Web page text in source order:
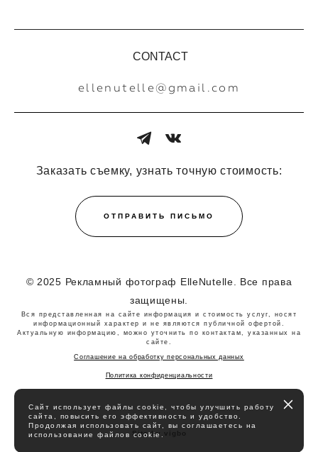
CONTACT
ellenutelle@gmail.com
Заказать съемку, узнать точную стоимость:
ОТПРАВИТЬ ПИСЬМО
© 2025 Рекламный фотограф ElleNutelle. Все права
защищены.
Вся представленная на сайте информация и стоимость услуг, носят
информационный характер и не являются публичной офертой.
Актуальную информацию, можно уточнить по контактам, указанных на
сайте.
Соглашение на обработку персональных данных
Политика конфиденциальности
Site by vigbo
Сайт использует файлы cookie, чтобы улучшить работу
сайта, повысить его эффективность и удобство.
Продолжая использовать сайт, вы соглашаетесь на
использование файлов cookie.